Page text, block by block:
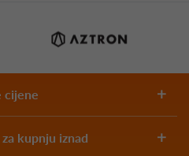
cijene
kupnju iznad